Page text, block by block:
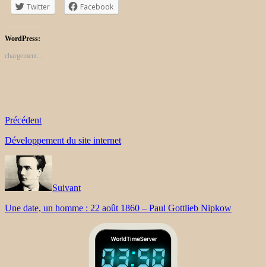
Twitter Facebook
WordPress:
chargement…
Précédent
Développement du site internet
Suivant
Une date, un homme : 22 août 1860 – Paul Gottlieb Nipkow